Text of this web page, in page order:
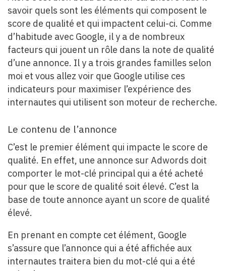
savoir quels sont les éléments qui composent le
score de qualité et qui impactent celui-ci. Comme
d’habitude avec Google, il y a de nombreux
facteurs qui jouent un rôle dans la note de qualité
d’une annonce. Il y a trois grandes familles selon
moi et vous allez voir que Google utilise ces
indicateurs pour maximiser l’expérience des
internautes qui utilisent son moteur de recherche.
Le contenu de l’annonce
C’est le premier élément qui impacte le score de
qualité. En effet, une annonce sur Adwords doit
comporter le mot-clé principal qui a été acheté
pour que le score de qualité soit élevé. C’est la
base de toute annonce ayant un score de qualité
élevé.
En prenant en compte cet élément, Google
s’assure que l’annonce qui a été affichée aux
internautes traitera bien du mot-clé qui a été